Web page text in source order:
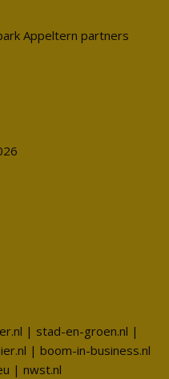
Appeltern partners
| stad-en-groen.nl |
| boom-in-business.nl
| nwst.nl